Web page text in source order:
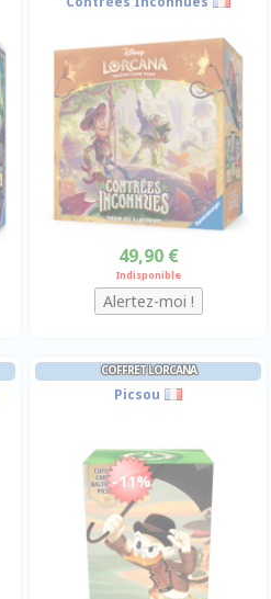
49,90 €
Indisponible
COFFRET LORCANA
Picsou
-11%